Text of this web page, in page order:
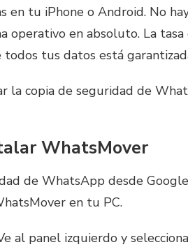
en tu iPhone o Android. No
operativo en absoluto. La tasa
tus datos está
la copia de seguridad de
WhatsMover
de WhatsApp desde
en tu PC.
al panel izquierdo y